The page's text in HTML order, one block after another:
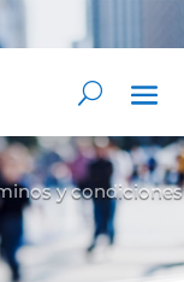
y condiciones